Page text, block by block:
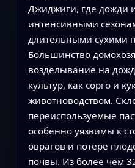
Джиджиги, где дожди
интенсивными
длительными сухими
Большинство
возделывание на
культур, как сорго и
животноводством.
переиспользуемые
особенно уязвимы к
оврагов и потере
почвы. Из более чем